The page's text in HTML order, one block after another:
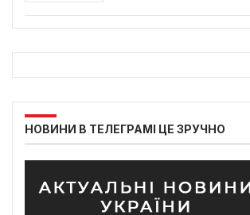
НОВИНИ В ТЕЛЕГРАМІ ЦЕ ЗРУЧНО